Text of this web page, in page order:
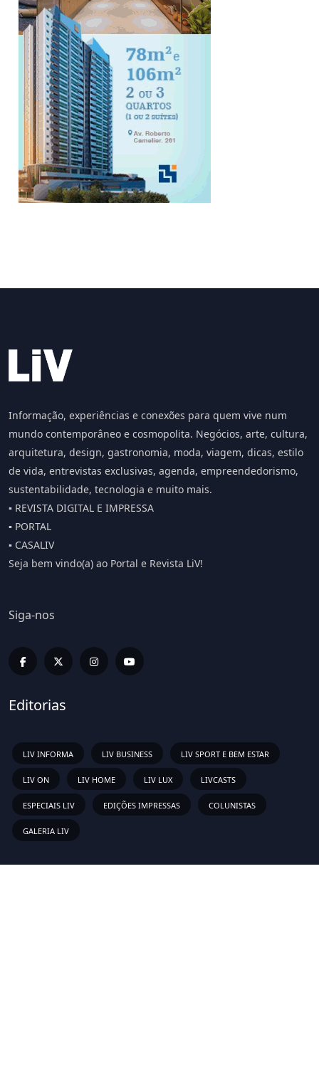
Informação, experiências e conexões para quem vive num
mundo contemporâneo e cosmopolita. Negócios, arte, cultura,
arquitetura, design, gastronomia, moda, viagem, dicas, estilo
de vida, entrevistas exclusivas, agenda, empreendedorismo,
sustentabilidade, tecnologia e muito mais.
▪️ REVISTA DIGITAL E IMPRESSA
▪️ PORTAL
▪️ CASALIV
Seja bem vindo(a) ao Portal e Revista LiV!
Siga-nos
Editorias
LIV INFORMA LIV BUSINESS LIV SPORT E BEM ESTAR
LIV ON LIV HOME LIV LUX LIVCASTS
ESPECIAIS LIV EDIÇÕES IMPRESSAS COLUNISTAS
GALERIA LIV